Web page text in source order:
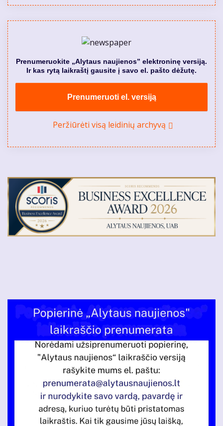
Prenumeruokite „Alytaus naujienos” elektroninę versiją.
Ir kas rytą laikraštį gausite į savo el. pašto dėžutę.
Prenumeruoti el. versiją
Peržiūrėti visą leidinių archyvą